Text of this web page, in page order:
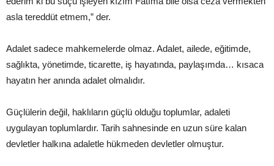
asla tereddüt etmem,” der.
Adalet sadece mahkemelerde olmaz. Adalet, ailede, eğitimde,
sağlıkta, yönetimde, ticarette, iş hayatında, paylaşımda… kısaca
hayatın her anında adalet olmalıdır.
Güçlülerin değil, haklıların güçlü olduğu toplumlar, adaleti
uygulayan toplumlardır. Tarih sahnesinde en uzun süre kalan
devletler halkına adaletle hükmeden devletler olmuştur.